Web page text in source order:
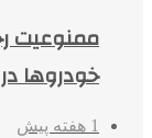
ممنوعیت
خودروها در
1 هفته پیش